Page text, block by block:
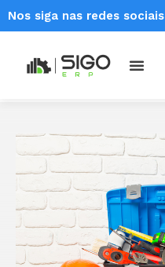
Nos siga nas redes sociais